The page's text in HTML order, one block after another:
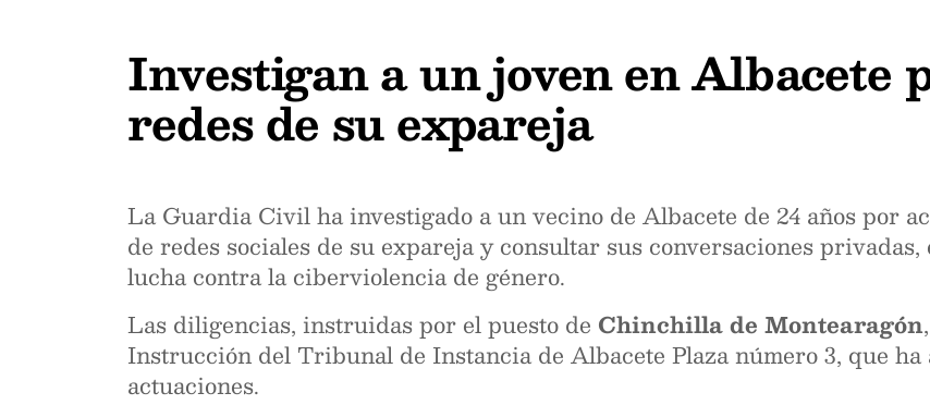
Investigan a un joven en Albacete
redes de su expareja
La Guardia Civil ha investigado a un vecino de Albacete de 24 años por
de redes sociales de su expareja y consultar sus conversaciones
lucha contra la ciberviolencia de género.
Las diligencias, instruidas por el puesto de Chinchilla de Montearagón
Instrucción del Tribunal de Instancia de Albacete Plaza número 3, que
actuaciones.